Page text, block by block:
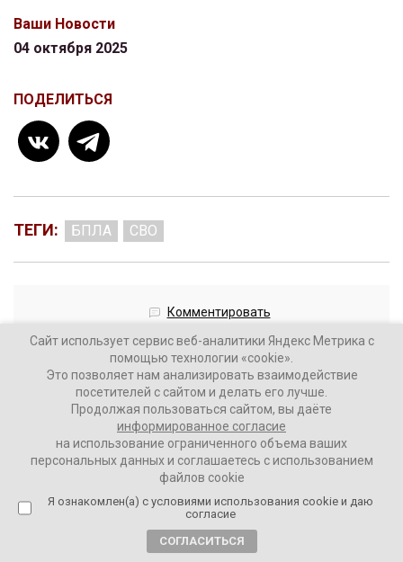
Ваши Новости
04 октября 2025
ПОДЕЛИТЬСЯ
ТЕГИ: БПЛА СВО
Комментировать
Министр культуры Литвы
лишился должности после
ответа на вопрос «чей Крым?»
10 месяцев назад
ВАШИ НОВОСТИ
Сайт использует сервис веб-аналитики Яндекс Метрика с
помощью технологии «cookie».
Это позволяет нам анализировать взаимодействие
посетителей с сайтом и делать его лучше.
Продолжая пользоваться сайтом, вы даёте
информированное согласие
на использование ограниченного объема ваших
персональных данных и соглашаетесь с использованием
файлов cookie
Я ознакомлен(а) с условиями использования cookie и даю
согласие
СОГЛАСИТЬСЯ